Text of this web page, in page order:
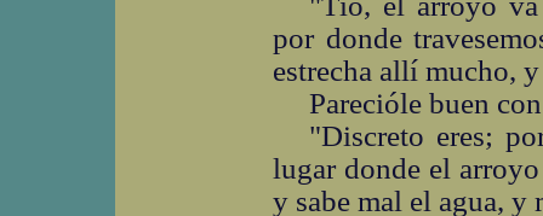
por donde
estrecha allí mucho,
Parecióle buen
"Discreto eres;
lugar donde el
y sabe mal el agua, y